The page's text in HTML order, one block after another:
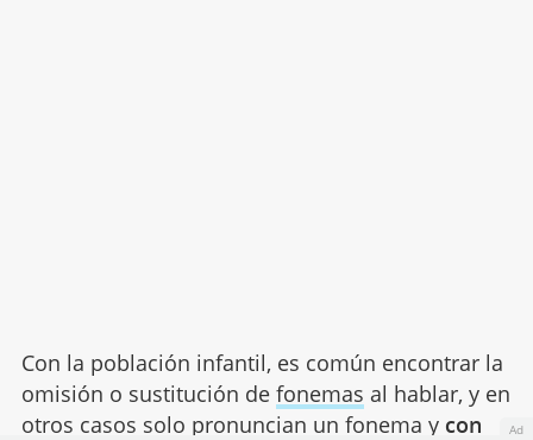
Con la población infantil, es común encontrar la
omisión o sustitución de fonemas al hablar, y en
otros casos solo pronuncian un fonema y con Ad